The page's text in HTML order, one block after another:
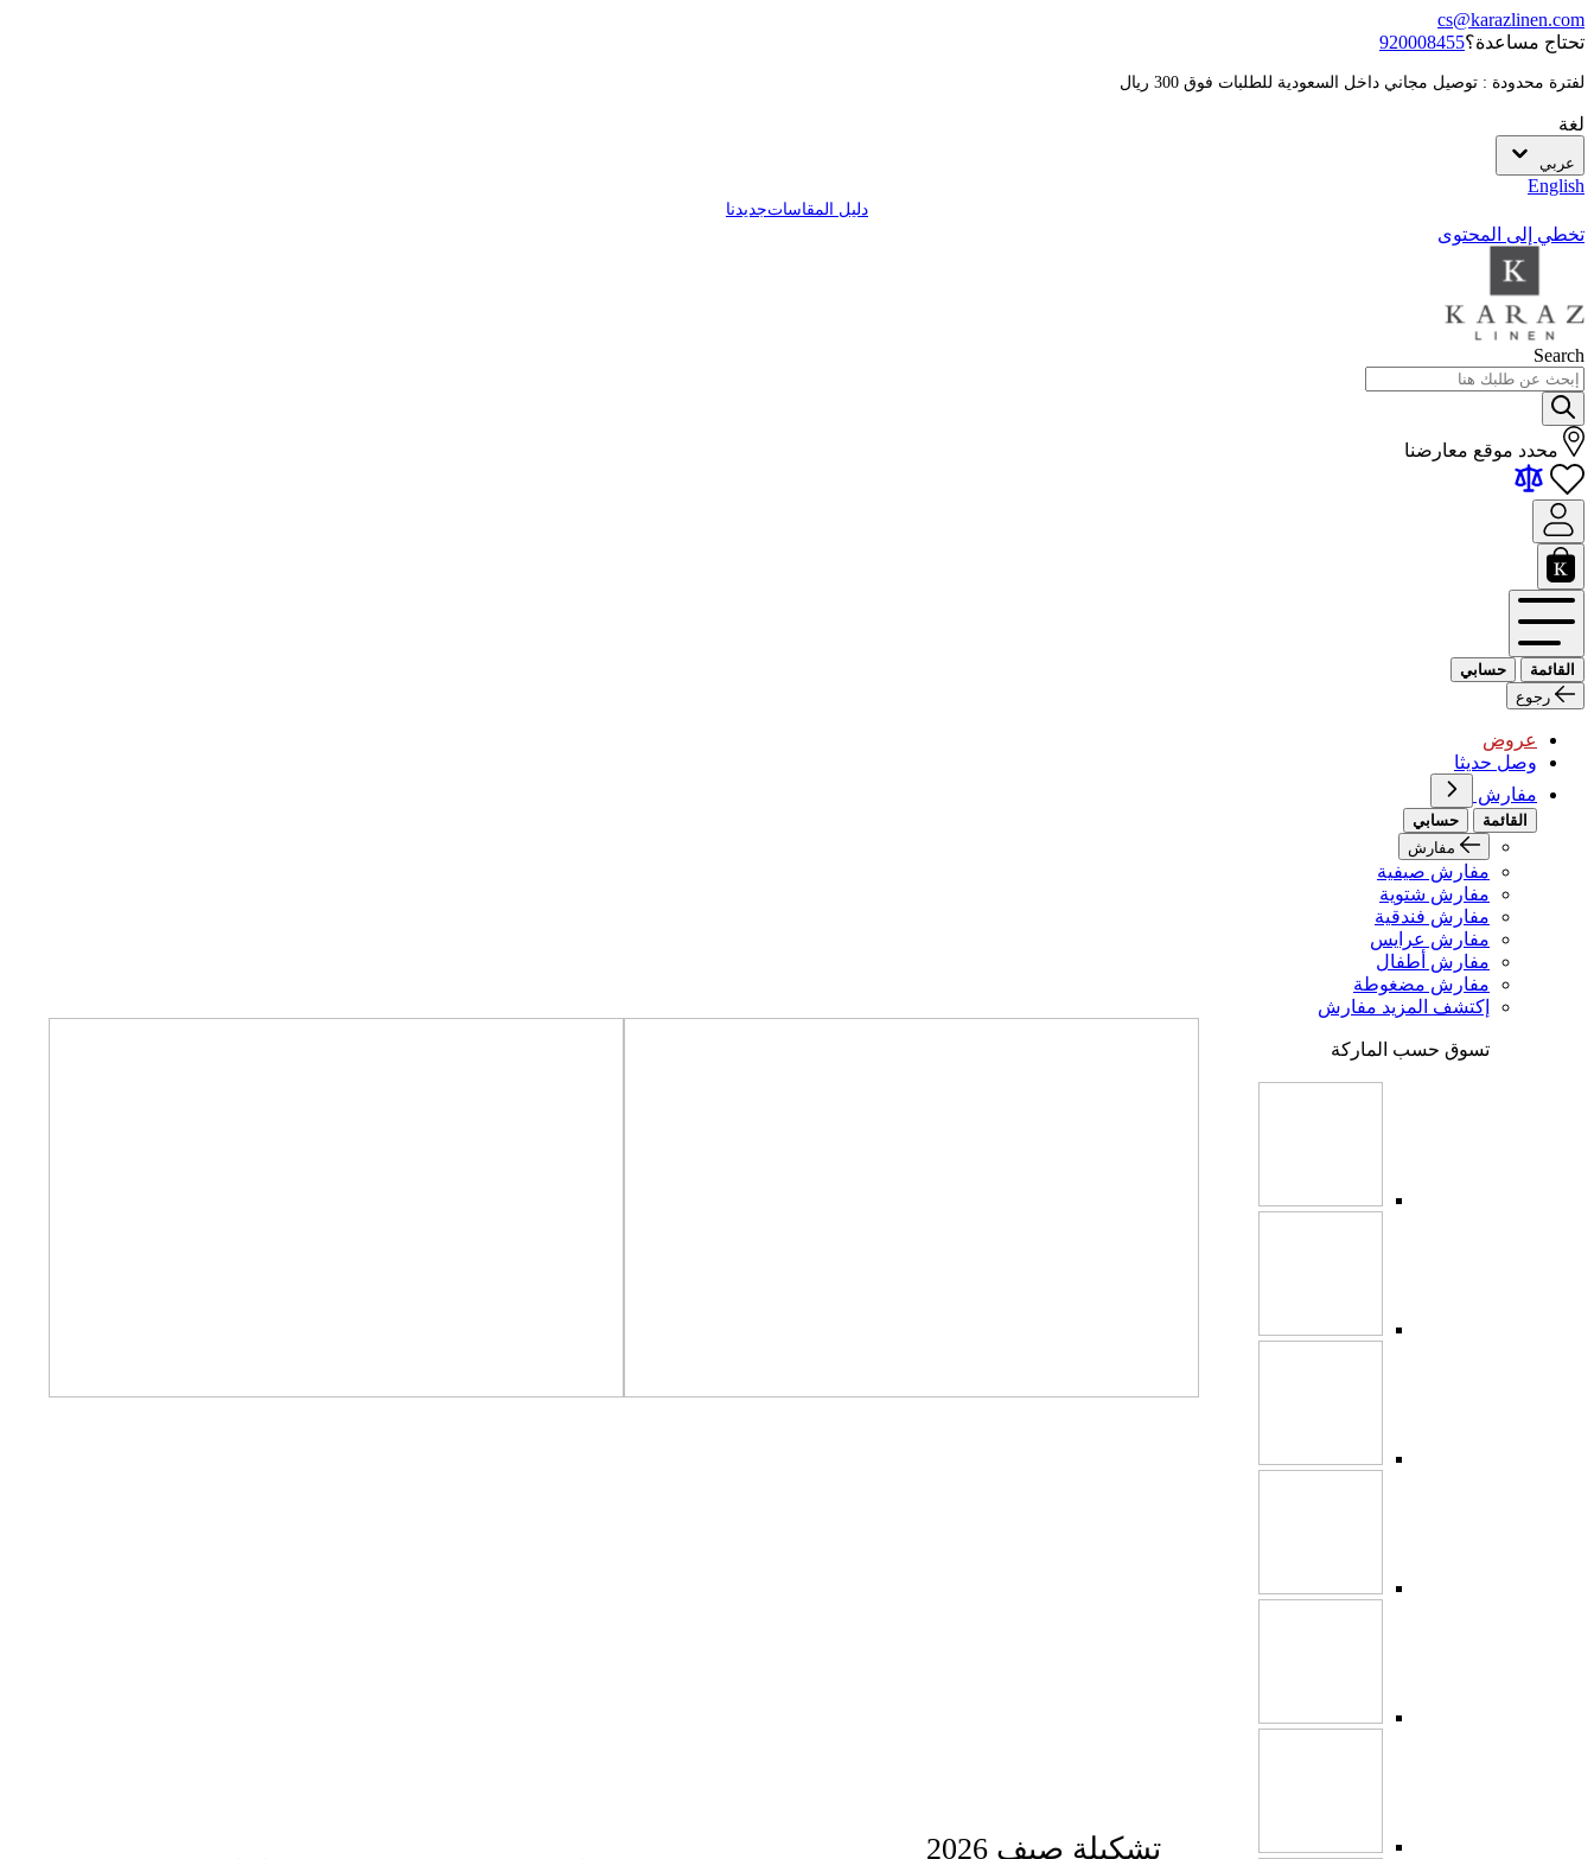
cs@karazlinen.com
تحتاج مساعدة؟920008455
لفترة محدودة : توصيل مجاني داخل السعودية للطلبات فوق 300 ريال
لغة
عربي
English
دليل المقاساتجديدنا
تخطي إلى المحتوى
Search
محدد موقع معارضنا
القائمة
حسابي
رجوع
عروض
وصل حديثا
مفارش
القائمة
حسابي
مفارش
مفارش صيفية
مفارش شتوية
مفارش فندقية
مفارش عرايس
مفارش أطفال
مفارش مضغوطة
إكتشف المزيد مفارش
تسوق حسب الماركة
تشكيلة صيف 2026